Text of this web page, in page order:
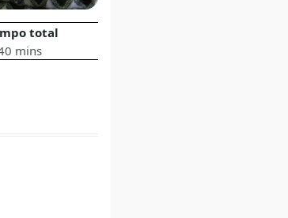
total
mins